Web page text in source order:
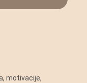
motivacije,